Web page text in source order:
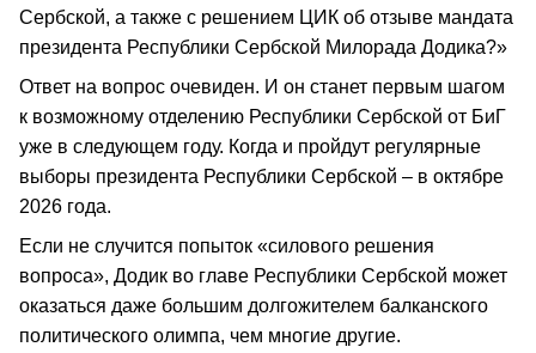
Сербской, а также с решением ЦИК об отзыве мандата
президента Республики Сербской Милорада Додика?»
Ответ на вопрос очевиден. И он станет первым шагом
к возможному отделению Республики Сербской от БиГ
уже в следующем году. Когда и пройдут регулярные
выборы президента Республики Сербской – в октябре
2026 года.
Если не случится попыток «силового решения
вопроса», Додик во главе Республики Сербской может
оказаться даже большим долгожителем балканского
политического олимпа, чем многие другие.